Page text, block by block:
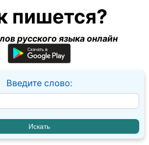
пишется?
русского языка онлайн
Введите слово: